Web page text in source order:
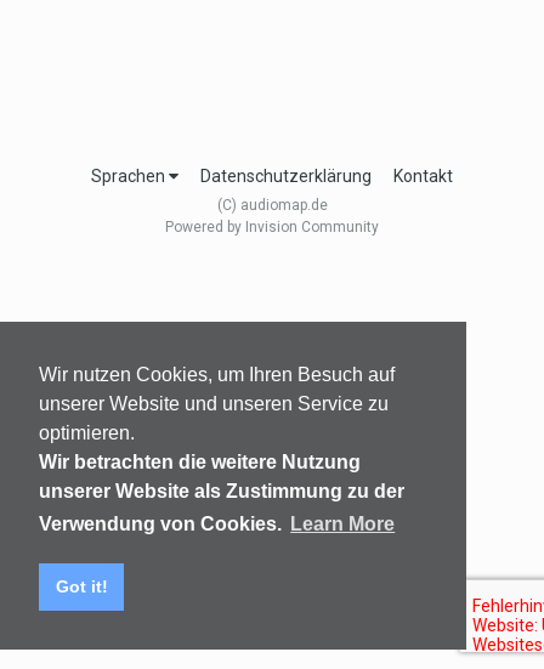
Wir nutzen Cookies, um Ihren Besuch auf
unserer Website und unseren Service zu
optimieren.
Wir betrachten die weitere Nutzung
unserer Website als Zustimmung zu der
Verwendung von Cookies. Learn More
Got it!
Sprachen Datenschutzerklärung Kontakt
(C) audiomap.de
Powered by Invision Community